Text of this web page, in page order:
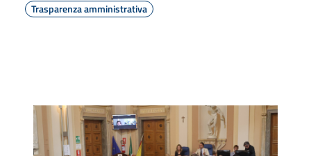
Trasparenza amministrativa